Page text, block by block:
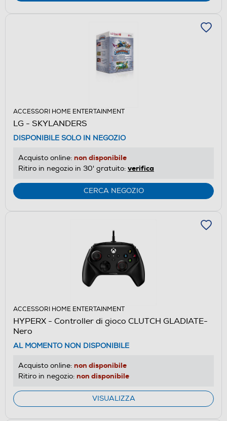
ACCESSORI HOME ENTERTAINMENT
LG - SKYLANDERS
DISPONIBILE SOLO IN NEGOZIO
Acquisto online: non disponibile
Ritiro in negozio in 30' gratuito: verifica
CERCA NEGOZIO
ACCESSORI HOME ENTERTAINMENT
HYPERX - Controller di gioco CLUTCH GLADIATE-
Nero
AL MOMENTO NON DISPONIBILE
Acquisto online: non disponibile
Ritiro in negozio: non disponibile
VISUALIZZA